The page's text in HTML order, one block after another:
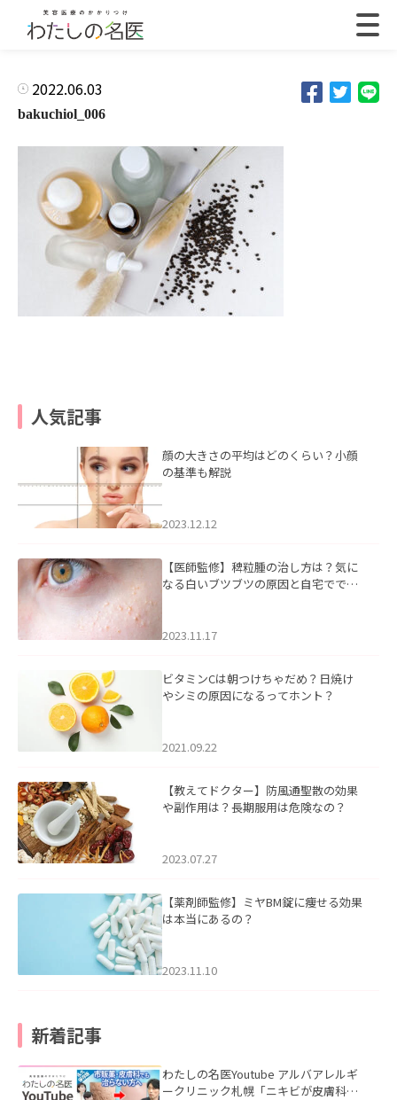
2022.06.03
bakuchiol_006
人気記事
顔の大きさの平均はどのくらい？小顔
の基準も解説
2023.12.12
【医師監修】稗粒腫の治し方は？気に
なる白いブツブツの原因と自宅ででき
2023.11.17
ビタミンCは朝つけちゃだめ？日焼け
やシミの原因になるってホント？
2021.09.22
【教えてドクター】防風通聖散の効果
や副作用は？長期服用は危険なの？
2023.07.27
【薬剤師監修】ミヤBM錠に痩せる効果
は本当にあるの？
2023.11.10
新着記事
わたしの名医Youtube アルバアレルギ
ークリニック札幌「ニキビが皮膚科で